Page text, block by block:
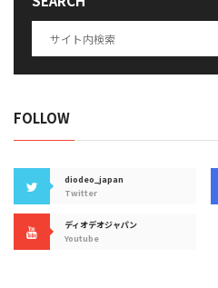
FOLLOW
diodeo_japan
Twitter
ディオデオジャパン
Youtube